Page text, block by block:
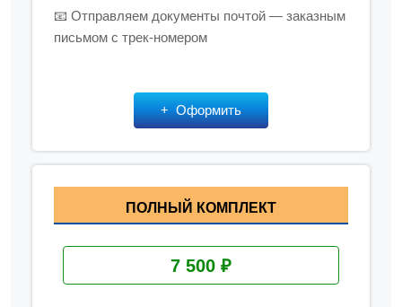
📧 Отправляем документы почтой — заказным
письмом с трек-номером
Оформить
ПОЛНЫЙ КОМПЛЕКТ
7 500 ₽